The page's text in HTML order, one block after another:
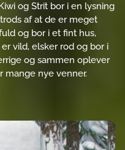
og Strit bor i en lysning
af at de er meget
og bor i et fint hus,
vild, elsker rod og bor i
og sammen oplever
nye venner.